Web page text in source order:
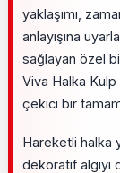
yaklaşımı,
anlayışına
sağlayan özel
Viva Halka
çekici bir
Hareketli halka
dekoratif